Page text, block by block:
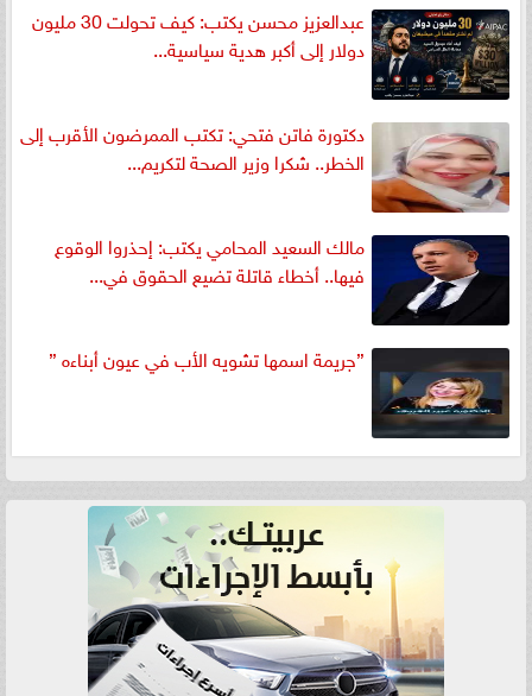
عبدالعزيز محسن يكتب: كيف تحولت 30 مليون
دولار إلى أكبر هدية سياسية...
دكتورة فاتن فتحي: تكتب الممرضون الأقرب إلى
الخطر.. شكرا وزير الصحة لتكريم...
مالك السعيد المحامي يكتب: إحذروا الوقوع
فيها.. أخطاء قاتلة تضيع الحقوق في...
”جريمة اسمها تشويه الأب في عيون أبناءه ”